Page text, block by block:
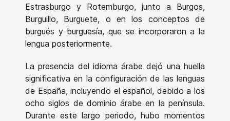
Estrasburgo y Rotemburgo, junto a Burgos,
Burguillo, Burguete, o en los conceptos de
burgués y burguesía, que se incorporaron a la
lengua posteriormente.
La presencia del idioma árabe dejó una huella
significativa en la configuración de las lenguas
de España, incluyendo el español, debido a los
ocho siglos de dominio árabe en la península.
Durante este largo periodo, hubo momentos